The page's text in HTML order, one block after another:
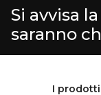
Si avvisa
saranno
I prodotti